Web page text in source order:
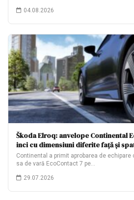
04.08.2026
Škoda Elroq: anvelope Continental
inci cu dimensiuni diferite față și
Continental a primit aprobarea de echipare
sa de vară EcoContact 7 pe…
29.07.2026